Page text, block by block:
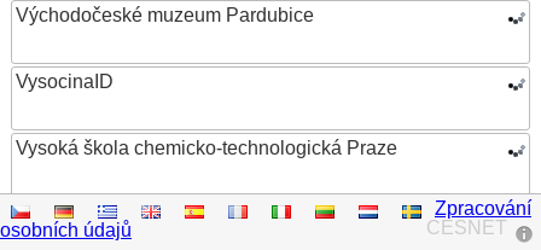
Východočeské muzeum Pardubice
VysocinaID
Vysoká škola chemicko-technologická Praze
Vysoká škola ekonomická v Praze
CESNET
Zpracování
osobních údajů